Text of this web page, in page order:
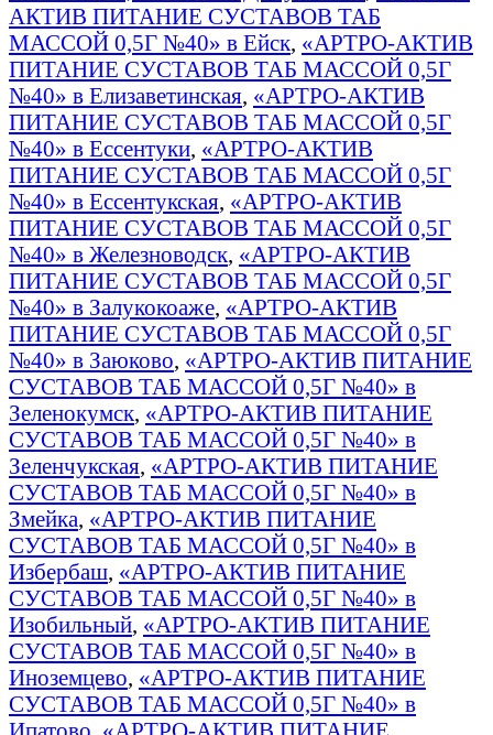
АКТИВ ПИТАНИЕ СУСТАВОВ ТАБ
МАССОЙ 0,5Г №40» в Ейск, «АРТРО-АКТИВ
ПИТАНИЕ СУСТАВОВ ТАБ МАССОЙ 0,5Г
№40» в Елизаветинская, «АРТРО-АКТИВ
ПИТАНИЕ СУСТАВОВ ТАБ МАССОЙ 0,5Г
№40» в Ессентуки, «АРТРО-АКТИВ
ПИТАНИЕ СУСТАВОВ ТАБ МАССОЙ 0,5Г
№40» в Ессентукская, «АРТРО-АКТИВ
ПИТАНИЕ СУСТАВОВ ТАБ МАССОЙ 0,5Г
№40» в Железноводск, «АРТРО-АКТИВ
ПИТАНИЕ СУСТАВОВ ТАБ МАССОЙ 0,5Г
№40» в Залукокоаже, «АРТРО-АКТИВ
ПИТАНИЕ СУСТАВОВ ТАБ МАССОЙ 0,5Г
№40» в Заюково, «АРТРО-АКТИВ ПИТАНИЕ
СУСТАВОВ ТАБ МАССОЙ 0,5Г №40» в
Зеленокумск, «АРТРО-АКТИВ ПИТАНИЕ
СУСТАВОВ ТАБ МАССОЙ 0,5Г №40» в
Зеленчукская, «АРТРО-АКТИВ ПИТАНИЕ
СУСТАВОВ ТАБ МАССОЙ 0,5Г №40» в
Змейка, «АРТРО-АКТИВ ПИТАНИЕ
СУСТАВОВ ТАБ МАССОЙ 0,5Г №40» в
Избербаш, «АРТРО-АКТИВ ПИТАНИЕ
СУСТАВОВ ТАБ МАССОЙ 0,5Г №40» в
Изобильный, «АРТРО-АКТИВ ПИТАНИЕ
СУСТАВОВ ТАБ МАССОЙ 0,5Г №40» в
Иноземцево, «АРТРО-АКТИВ ПИТАНИЕ
СУСТАВОВ ТАБ МАССОЙ 0,5Г №40» в
Ипатово, «АРТРО-АКТИВ ПИТАНИЕ